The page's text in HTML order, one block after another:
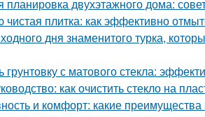
планировка двухэтажного дома:
чистая плитка: как эффективно
дня знаменитого турка,
грунтовку с матового стекла:
как очистить стекло на
и комфорт: какие